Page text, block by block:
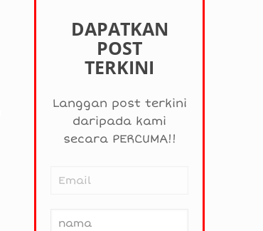
DAPATKAN
POST
TERKINI
Langgan post terkini
daripada kami
secara PERCUMA!!